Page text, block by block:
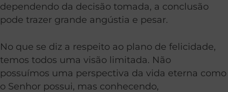
dependendo da decisão tomada, a conclusão
pode trazer grande angústia e pesar.
No que se diz a respeito ao plano de felicidade,
temos todos uma visão limitada. Não
possuímos uma perspectiva da vida eterna como
o Senhor possui, mas conhecendo,